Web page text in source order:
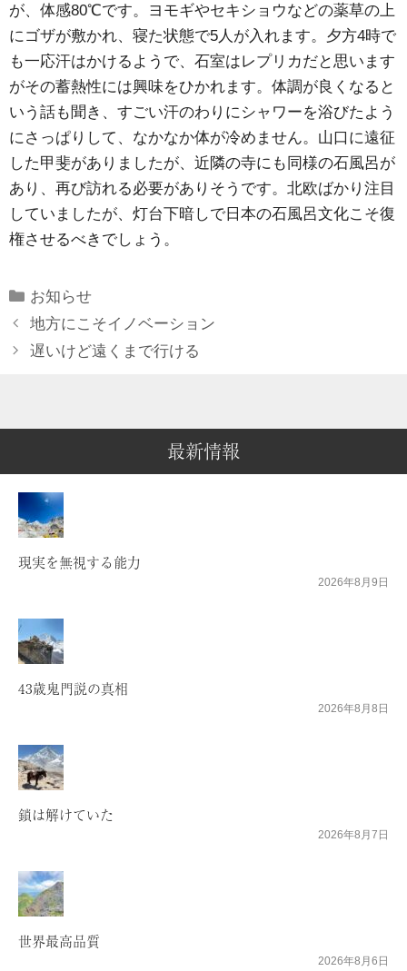
が、体感80℃です。ヨモギやセキショウなどの薬草の上
にゴザが敷かれ、寝た状態で5人が入れます。夕方4時で
も一応汗はかけるようで、石室はレプリカだと思います
がその蓄熱性には興味をひかれます。体調が良くなると
いう話も聞き、すごい汗のわりにシャワーを浴びたよう
にさっぱりして、なかなか体が冷めません。山口に遠征
した甲斐がありましたが、近隣の寺にも同様の石風呂が
あり、再び訪れる必要がありそうです。北欧ばかり注目
していましたが、灯台下暗しで日本の石風呂文化こそ復
権させるべきでしょう。
Categories
お知らせ
地方にこそイノベーション
遅いけど遠くまで行ける
最新情報
現実を無視する能力
2026年8月9日
43歳鬼門説の真相
2026年8月8日
鎖は解けていた
2026年8月7日
世界最高品質
2026年8月6日